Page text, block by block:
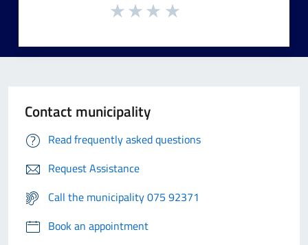
Contact municipality
Read frequently asked questions
Request Assistance
Call the municipality 075 92371
Book an appointment